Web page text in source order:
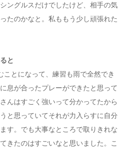
ングルスだけでしたけど、相手の気
たのかなと。私ももう少し頑張れた
と
ことになって、練習も雨で全然でき
息が合ったプレーができたと思って
んはすごく強いって分かってたから
と思っていてそれが力入らすに自分
す。でも大事なところで取りきれな
きたのはすごいなと思いました。こ